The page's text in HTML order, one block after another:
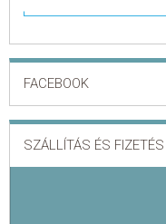
FACEBOOK
SZÁLLÍTÁS ÉS FIZETÉS